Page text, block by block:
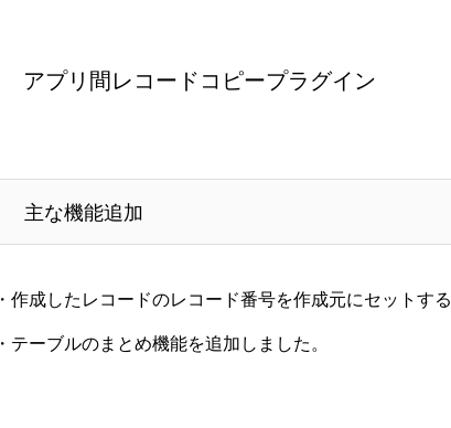
アプリ間レコードコピープラグイン
主な機能追加
・作成したレコードのレコード番号を作成元にセットする
・テーブルのまとめ機能を追加しました。